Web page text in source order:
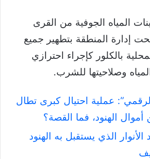
المياه الجوفية من القرى
إدارة المنطقة بتطهير جميع
بالكلور كإجراء احترازي
وصلاحيتها للشرب.
عملية احتيال كبرى تطال
أموال الهنود، فما القصة؟
الأنوار الذي يستقبل به الهنود